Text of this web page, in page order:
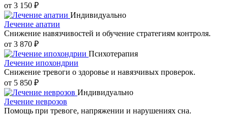
от 3 150 ₽
Индивидуально
Лечение апатии
Снижение навязчивостей и обучение стратегиям контроля.
от 3 870 ₽
Психотерапия
Лечение ипохондрии
Снижение тревоги о здоровье и навязчивых проверок.
от 5 850 ₽
Индивидуально
Лечение неврозов
Помощь при тревоге, напряжении и нарушениях сна.